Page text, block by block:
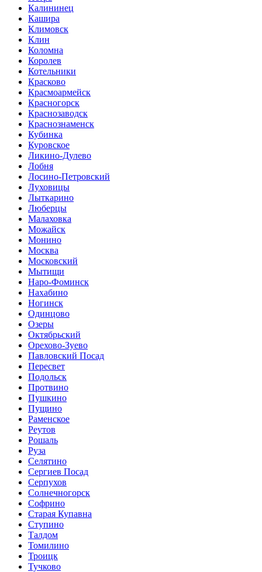
Калининец
Кашира
Климовск
Клин
Коломна
Королев
Котельники
Красково
Красмоармейск
Красногорск
Краснозаводск
Краснознаменск
Кубинка
Куровское
Ликино-Дулево
Лобня
Лосино-Петровский
Луховицы
Лыткарино
Люберцы
Малаховка
Можайск
Монино
Москва
Московский
Мытищи
Наро-Фоминск
Нахабино
Ногинск
Одинцово
Озеры
Октябрьский
Орехово-Зуево
Павловский Посад
Пересвет
Подольск
Протвино
Пушкино
Пущино
Раменское
Реутов
Рошаль
Руза
Селятино
Сергиев Посад
Серпухов
Солнечногорск
Софрино
Старая Купавна
Ступино
Талдом
Томилино
Троицк
Тучково